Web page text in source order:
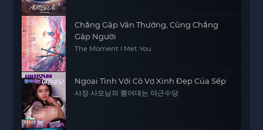
Chẳng Gặp Vân Thường, Cũng Chẳng
Gặp Người
The Moment I Met You
Ngoại Tình Với Cô Vợ Xinh Đẹp Của Sếp
사장 사모님의 뿜어대는 야근수당